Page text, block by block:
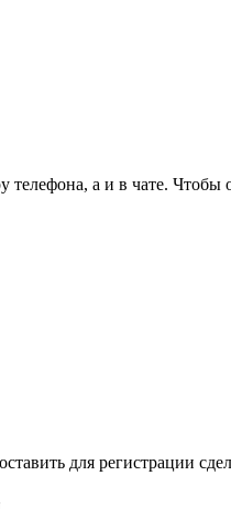
а и в чате.
для регистрации